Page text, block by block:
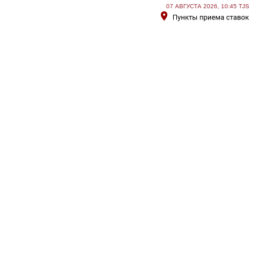
07 АВГУСТА 2026, 10:45 TJS